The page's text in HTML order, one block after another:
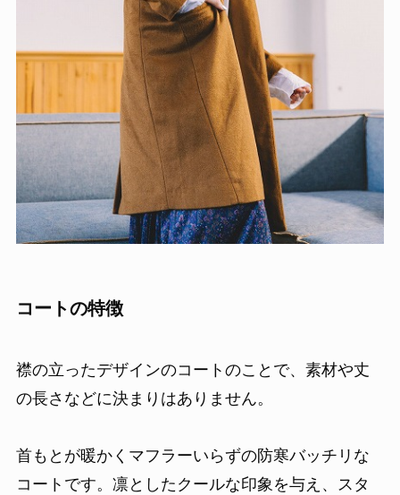
コートの特徴
襟の立ったデザインのコートのことで、素材や丈
の長さなどに決まりはありません。
首もとが暖かくマフラーいらずの防寒バッチリな
コートです。凛としたクールな印象を与え、スタ